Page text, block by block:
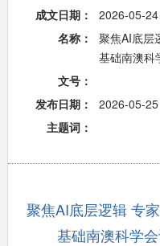
成文日期：
2026-05-24
名称：
聚焦AI底层
基础南澳科
文号：
发布日期：
2026-05-25
主题词：
聚焦AI底层逻辑 专
基础南澳科学